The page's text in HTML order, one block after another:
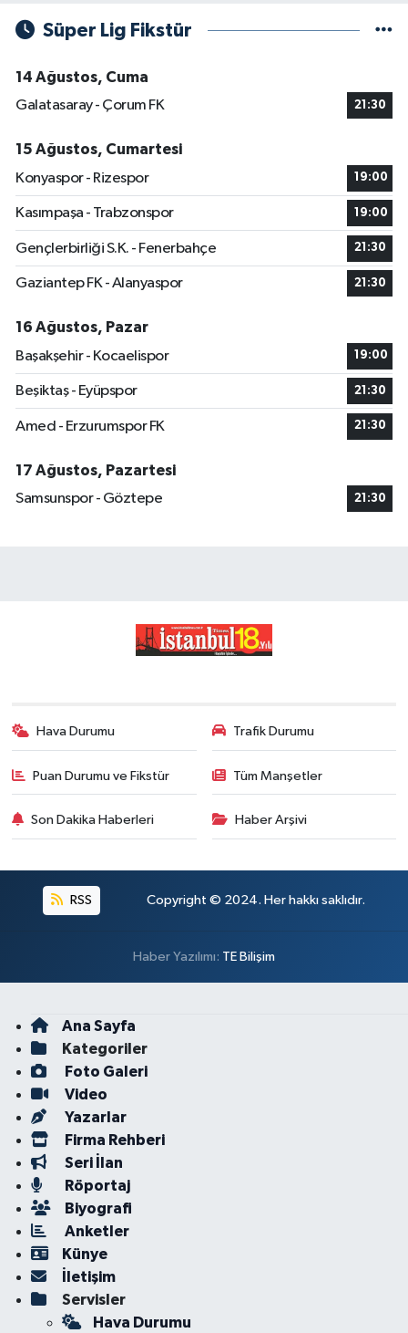
Süper Lig Fikstür
14 Ağustos, Cuma
Galatasaray - Çorum FK
21:30
15 Ağustos, Cumartesi
Konyaspor - Rizespor
19:00
Kasımpaşa - Trabzonspor 19:00
Gençlerbirliği S.K. - Fenerbahçe 21:30
Gaziantep FK - Alanyaspor 21:30
16 Ağustos, Pazar
Başakşehir - Kocaelispor
19:00
Beşiktaş - Eyüpspor 21:30
Amed - Erzurumspor FK 21:30
17 Ağustos, Pazartesi
Samsunspor - Göztepe
21:30
Hava Durumu Trafik Durumu
Puan Durumu ve Fikstür Tüm Manşetler
Son Dakika Haberleri Haber Arşivi
RSS Copyright © 2024. Her hakkı saklıdır.
Haber Yazılımı: TE Bilişim
Ana Sayfa
Kategoriler
Foto Galeri
Video
Yazarlar
Firma Rehberi
Seri İlan
Röportaj
Biyografi
Anketler
Künye
İletişim
Servisler
Hava Durumu